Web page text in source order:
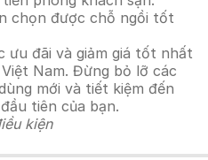
chọn được chỗ ngồi tốt
ưu đãi và giảm giá tốt nhất
Nam. Đừng bỏ lỡ các
mới và tiết kiệm đến
tiên của bạn.
kiện